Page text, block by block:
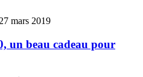
27 mars 2019
un beau cadeau pour